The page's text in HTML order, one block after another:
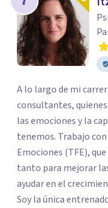
A lo largo de mi
consultantes,
las emociones y la
tenemos. Trabajo
Emociones (TFE),
tanto para mejorar
ayudar en el
Soy la única